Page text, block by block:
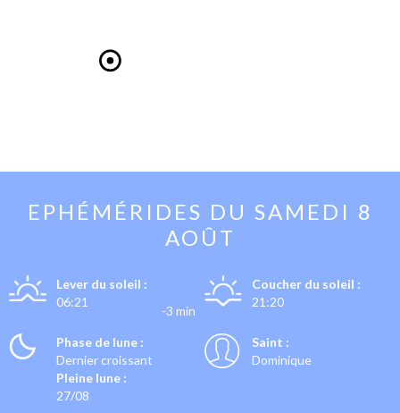
EPHÉMÉRIDES DU SAMEDI 8
AOÛT
Lever du soleil :
06:21
-3 min
Coucher du soleil :
21:20
Phase de lune :
Dernier croissant
Pleine lune :
27/08
Saint :
Dominique